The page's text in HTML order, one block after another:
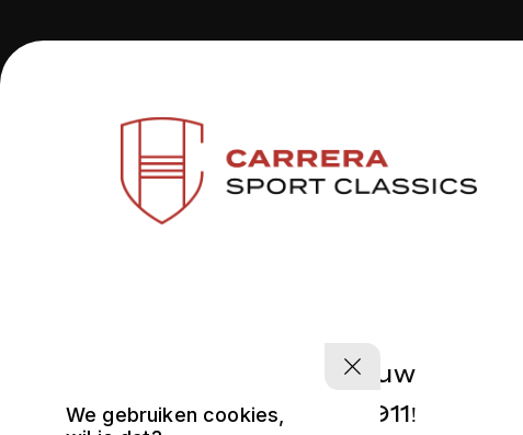
Vind vandaag nog uw
perfecte Porsche 911!
We gebruiken cookies,